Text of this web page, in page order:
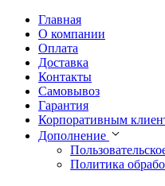
Главная
О компании
Оплата
Доставка
Контакты
Самовывоз
Гарантия
Корпоративным
Дополнение
Политика